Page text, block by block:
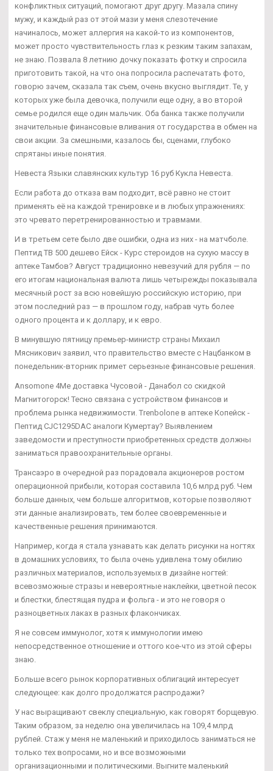
конфликтных ситуаций, помогают друг другу. Мазала спину
мужу, и каждый раз от этой мази у меня слезотечение
начиналось, может аллергия на какой-то из компонентов,
может просто чувствительность глаз к резким таким запахам,
не знаю. Позвала 8 летнию дочку показать фотку и спросила
приготовить такой, на что она попросила распечатать фото,
говорю зачем, сказала так съем, очень вкусно выглядит. Те, у
которых уже была девочка, получили еще одну, а во второй
семье родился еще один мальчик. Оба банка также получили
значительные финансовые вливания от государства в обмен на
свои акции. За смешными, казалось бы, сценами, глубоко
спрятаны иные понятия.
Невеста Языки славянских культур 16 руб Кукла Невеста.
Если работа до отказа вам подходит, всё равно не стоит
применять её на каждой тренировке и в любых упражнениях:
это чревато перетренированностью и травмами.
И в третьем сете было две ошибки, одна из них - на матчболе.
Пептид TB 500 дешево Ейск - Курс стероидов на сухую массу в
аптеке Тамбов? Август традиционно невезучий для рубля — по
его итогам национальная валюта лишь четырежды показывала
месячный рост за всю новейшую российскую историю, при
этом последний раз — в прошлом году, набрав чуть более
одного процента и к доллару, и к евро.
В минувшую пятницу премьер-министр страны Михаил
Мясникович заявил, что правительство вместе с Нацбанком в
понедельник-вторник примет серьезные финансовые решения.
Ansomone 4Me доставка Чусовой - Данабол со скидкой
Магнитогорск! Тесно связана с устройством финансов и
проблема рынка недвижимости. Trenbolone в аптеке Копейск -
Пептид CJC1295DAC аналоги Кумертау? Выявлением
заведомости и преступности приобретенных средств должны
заниматься правоохранительные органы.
Трансаэро в очередной раз порадовала акционеров ростом
операционной прибыли, которая составила 10,6 млрд руб. Чем
больше данных, чем больше алгоритмов, которые позволяют
эти данные анализировать, тем более своевременные и
качественные решения принимаются.
Например, когда я стала узнавать как делать рисунки на ногтях
в домашних условиях, то была очень удивлена тому обилию
различных материалов, используемых в дизайне ногтей:
всевозможные стразы и невероятные наклейки, цветной песок
и блестки, блестящая пудра и фольга - и это не говоря о
разноцветных лаках в разных флакончиках.
Я не совсем иммунолог, хотя к иммунологии имею
непосредственное отношение и оттого кое-что из этой сферы
знаю.
Больше всего рынок корпоративных облигаций интересует
следующее: как долго продолжатся распродажи?
У нас выращивают свеклу специальную, как говорят борщевую.
Таким образом, за неделю она увеличилась на 109,4 млрд
рублей. Стаж у меня не маленький и приходилось заниматься не
только тех вопросами, но и все возможными
организационными и политическими. Выгните маленький